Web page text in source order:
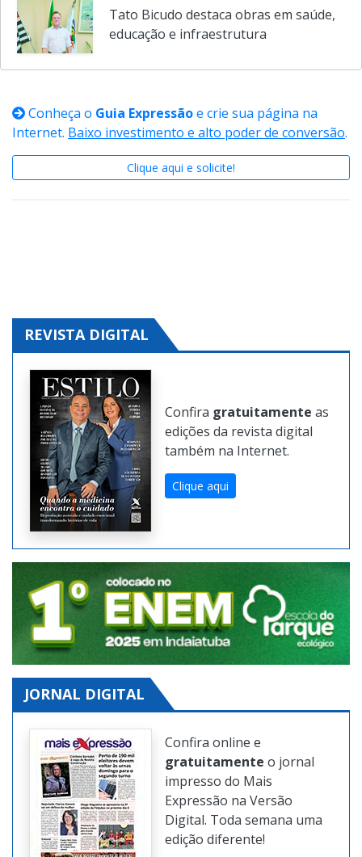
Tato Bicudo destaca obras em saúde,
educação e infraestrutura
Conheça o Guia Expressãoe crie sua página na
Internet. Baixo investimento e alto poder de conversão.
Clique aqui e solicite!
REVISTA DIGITAL
Confira gratuitamente as
edições da revista digital
também na Internet.
Clique aqui
JORNAL DIGITAL
Confira online e
gratuitamente o jornal
impresso do Mais
Expressão na Versão
Digital. Toda semana uma
edição diferente!